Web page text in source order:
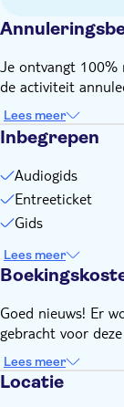
Je ontvangt 100%
de activiteit
Lees meer
Inbegrepen
Audiogids
Entreeticket
Gids
Lees meer
Goed nieuws! Er
gebracht voor
Lees meer
Locatie